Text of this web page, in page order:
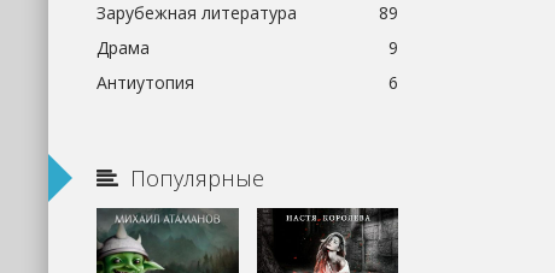
Зарубежная литература
89
Драма
9
Антиутопия
6
Популярные